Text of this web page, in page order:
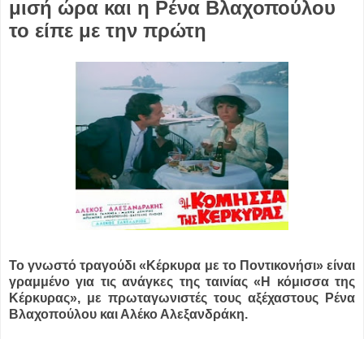
μισή ώρα και η Ρένα Βλαχοπούλου
το είπε με την πρώτη
Το γνωστό τραγούδι «Κέρκυρα με το Ποντικονήσι» είναι
γραμμένο για τις ανάγκες της ταινίας «Η κόμισσα της
Κέρκυρας», με πρωταγωνιστές τους αξέχαστους Ρένα
Βλαχοπούλου και Αλέκο Αλεξανδράκη.